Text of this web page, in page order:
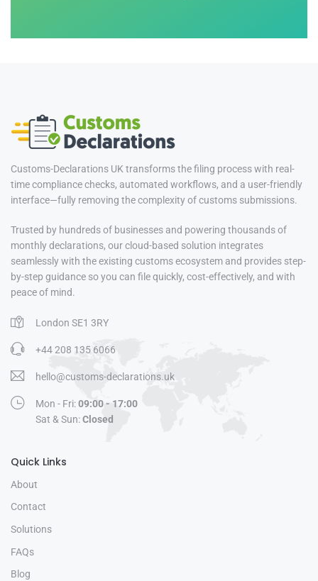
Customs-Declarations UK transforms the filing process with real-
time compliance checks, automated workflows, and a user-friendly
interface—fully removing the complexity of customs submissions.
Trusted by hundreds of businesses and powering thousands of
monthly declarations, our cloud-based solution integrates
seamlessly with the existing customs ecosystem and provides step-
by-step guidance so you can file quickly, cost-effectively, and with
peace of mind.
London SE1 3RY
+44 208 135 6066
hello@customs-declarations.uk
Mon - Fri:09:00 - 17:00
Sat & Sun:Closed
Quick Links
About
Contact
Solutions
FAQs
Blog